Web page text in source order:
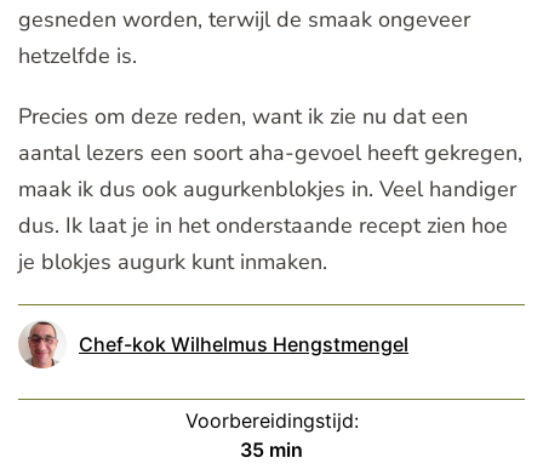
gesneden worden, terwijl de smaak ongeveer
hetzelfde is.
Precies om deze reden, want ik zie nu dat een
aantal lezers een soort aha-gevoel heeft gekregen,
maak ik dus ook augurkenblokjes in. Veel handiger
dus. Ik laat je in het onderstaande recept zien hoe
je blokjes augurk kunt inmaken.
Chef-kok Wilhelmus Hengstmengel
Voorbereidingstijd:
35minuten
min